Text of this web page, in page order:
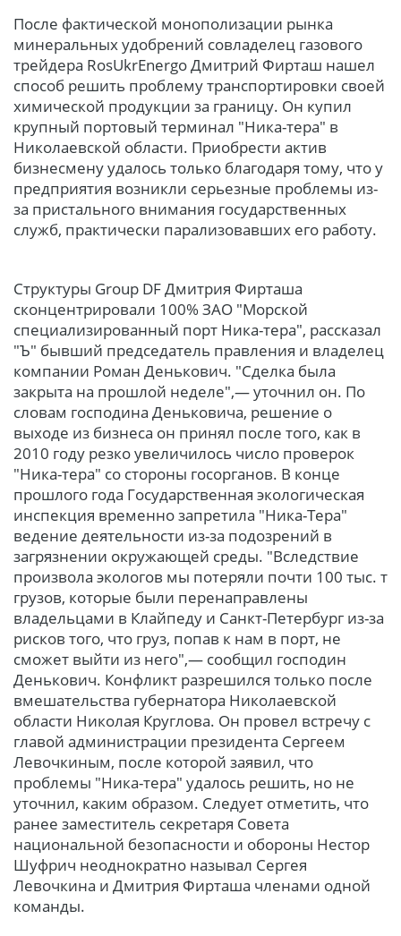
После фактической монополизации рынка
минеральных удобрений совладелец газового
трейдера RosUkrEnergo Дмитрий Фирташ нашел
способ решить проблему транспортировки своей
химической продукции за границу. Он купил
крупный портовый терминал "Ника-тера" в
Николаевской области. Приобрести актив
бизнесмену удалось только благодаря тому, что у
предприятия возникли серьезные проблемы из-
за пристального внимания государственных
служб, практически парализовавших его работу.
Структуры Group DF Дмитрия Фирташа
сконцентрировали 100% ЗАО "Морской
специализированный порт Ника-тера", рассказал
"Ъ" бывший председатель правления и владелец
компании Роман Денькович. "Сделка была
закрыта на прошлой неделе",— уточнил он. По
словам господина Деньковича, решение о
выходе из бизнеса он принял после того, как в
2010 году резко увеличилось число проверок
"Ника-тера" со стороны госорганов. В конце
прошлого года Государственная экологическая
инспекция временно запретила "Ника-Тера"
ведение деятельности из-за подозрений в
загрязнении окружающей среды. "Вследствие
произвола экологов мы потеряли почти 100 тыс. т
грузов, которые были перенаправлены
владельцами в Клайпеду и Санкт-Петербург из-за
рисков того, что груз, попав к нам в порт, не
сможет выйти из него",— сообщил господин
Денькович. Конфликт разрешился только после
вмешательства губернатора Николаевской
области Николая Круглова. Он провел встречу с
главой администрации президента Сергеем
Левочкиным, после которой заявил, что
проблемы "Ника-тера" удалось решить, но не
уточнил, каким образом. Следует отметить, что
ранее заместитель секретаря Совета
национальной безопасности и обороны Нестор
Шуфрич неоднократно называл Сергея
Левочкина и Дмитрия Фирташа членами одной
команды.